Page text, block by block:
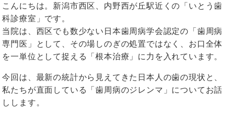
こんにちは。新潟市西区、内野西が丘駅近くの「いとう歯
科診療室」です。
当院は、西区でも数少ない日本歯周病学会認定の「歯周病
専門医」として、その場しのぎの処置ではなく、お口全体
を一単位として捉える「根本治療」に力を入れています。
今回は、最新の統計から見えてきた日本人の歯の現状と、
私たちが直面している「歯周病のジレンマ」についてお話
しします。